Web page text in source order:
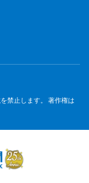
禁止します。 著作権は